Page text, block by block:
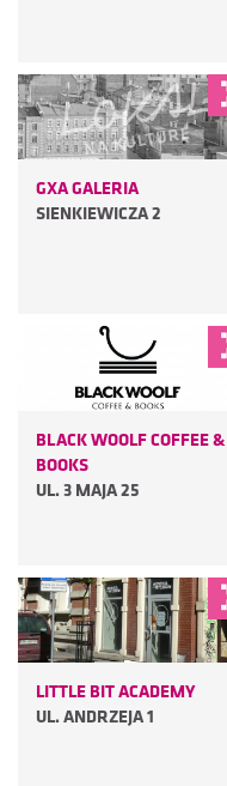
GXA GALERIA
SIENKIEWICZA 2
BLACK WOOLF COFFEE &
BOOKS
UL. 3 MAJA 25
LITTLE BIT ACADEMY
UL. ANDRZEJA 1